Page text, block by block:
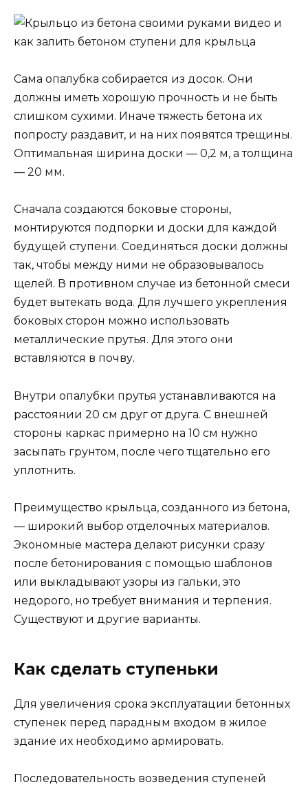
Сама опалубка собирается из досок. Они
должны иметь хорошую прочность и не быть
слишком сухими. Иначе тяжесть бетона их
попросту раздавит, и на них появятся трещины.
Оптимальная ширина доски — 0,2 м, а толщина
— 20 мм.
Сначала создаются боковые стороны,
монтируются подпорки и доски для каждой
будущей ступени. Соединяться доски должны
так, чтобы между ними не образовывалось
щелей. В противном случае из бетонной смеси
будет вытекать вода. Для лучшего укрепления
боковых сторон можно использовать
металлические прутья. Для этого они
вставляются в почву.
Внутри опалубки прутья устанавливаются на
расстоянии 20 см друг от друга. С внешней
стороны каркас примерно на 10 см нужно
засыпать грунтом, после чего тщательно его
уплотнить.
Преимущество крыльца, созданного из бетона,
— широкий выбор отделочных материалов.
Экономные мастера делают рисунки сразу
после бетонирования с помощью шаблонов
или выкладывают узоры из гальки, это
недорого, но требует внимания и терпения.
Существуют и другие варианты.
Как сделать ступеньки
Для увеличения срока эксплуатации бетонных
ступенек перед парадным входом в жилое
здание их необходимо армировать.
Последовательность возведения ступеней